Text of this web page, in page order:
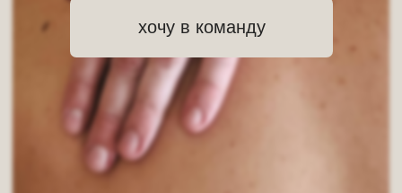
Подписывайтесь и ходите с
выгодой!
Подписаться